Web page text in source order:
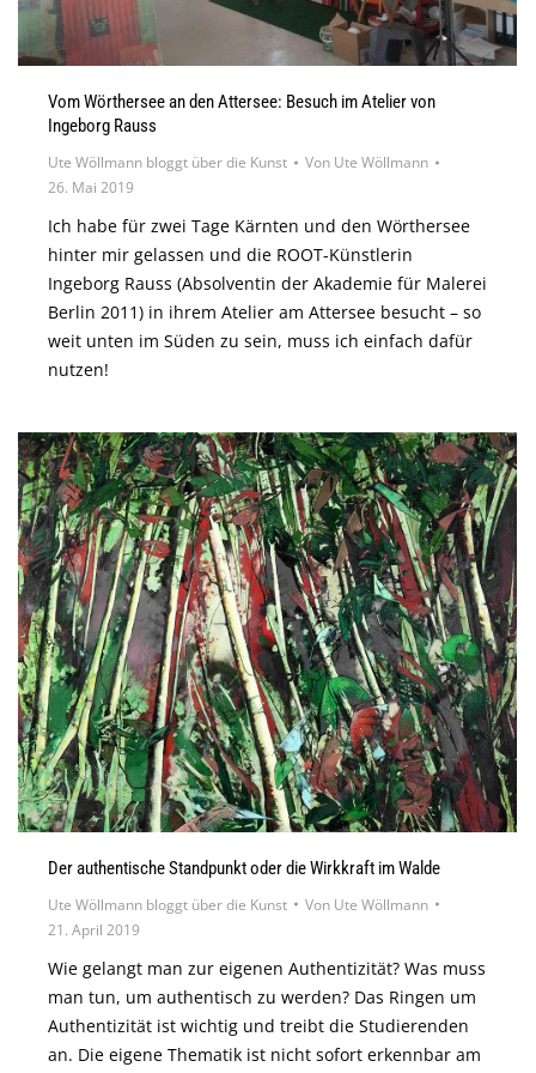
Vom Wörthersee an den Attersee: Besuch im Atelier von
Ingeborg Rauss
Ute Wöllmann bloggt über die Kunst Von Ute Wöllmann
26. Mai 2019
Ich habe für zwei Tage Kärnten und den Wörthersee
hinter mir gelassen und die ROOT-Künstlerin
Ingeborg Rauss (Absolventin der Akademie für Malerei
Berlin 2011) in ihrem Atelier am Attersee besucht – so
weit unten im Süden zu sein, muss ich einfach dafür
nutzen!
Der authentische Standpunkt oder die Wirkkraft im Walde
Ute Wöllmann bloggt über die Kunst Von Ute Wöllmann
21. April 2019
Wie gelangt man zur eigenen Authentizität? Was muss
man tun, um authentisch zu werden? Das Ringen um
Authentizität ist wichtig und treibt die Studierenden
an. Die eigene Thematik ist nicht sofort erkennbar am